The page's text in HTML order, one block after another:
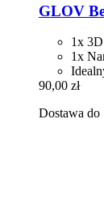
GLOV
1x
1x
90,00 zł
Dostawa do